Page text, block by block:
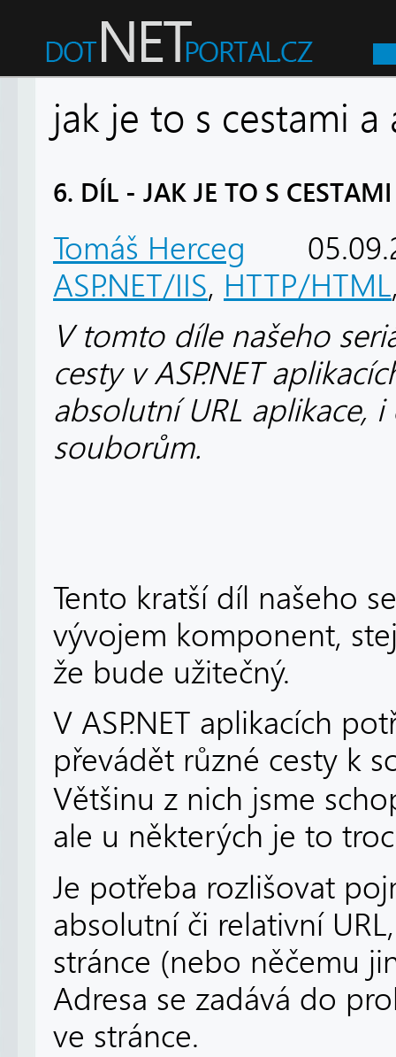
jak je to s cestami a
6. DÍL - JAK JE TO S
Tomáš Herceg
ASP.NET/IIS, HTTP/HTML
V tomto díle našeho
cesty v ASP.NET
absolutní URL aplikace,
souborům.
Tento kratší díl našeho
vývojem komponent,
že bude užitečný.
V ASP.NET aplikacích
převádět různé cesty k
Většinu z nich jsme
ale u některých je to
Je potřeba rozlišovat
absolutní či relativní
stránce (nebo něčemu
Adresa se zadává do
ve stránce.